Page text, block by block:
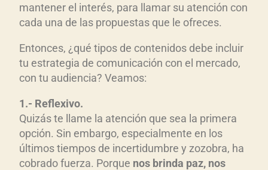
mantener el interés, para llamar su atención con
cada una de las propuestas que le ofreces.
Entonces, ¿qué tipos de contenidos debe incluir
tu estrategia de comunicación con el mercado,
con tu audiencia? Veamos:
1.- Reflexivo.
Quizás te llame la atención que sea la primera
opción. Sin embargo, especialmente en los
últimos tiempos de incertidumbre y zozobra, ha
cobrado fuerza. Porque nos brinda paz, nos